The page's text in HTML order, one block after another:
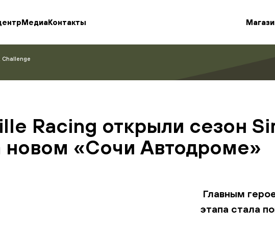
МедиаКонтакты
Challenge
Racing открыли сезон
новом «Сочи Автодроме»
Главным
этапа стала